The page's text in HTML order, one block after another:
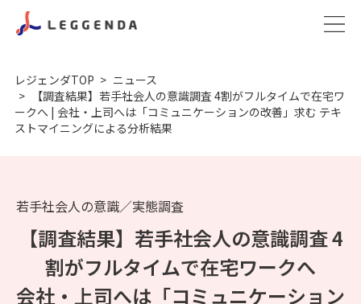
レジェンダTOP
ニュース
【調査結果】若手社会人の意識調査 4割がフルタイムで在宅ワ
ークへ | 会社・上司へは「コミュニケーションの改善」求む テキ
ストマイニングによる分析結果
若手社会人の意識／実態調査
【調査結果】若手社会人の意識調査 4
割がフルタイムで在宅ワークへ
会社・上司へは「コミュニケーション